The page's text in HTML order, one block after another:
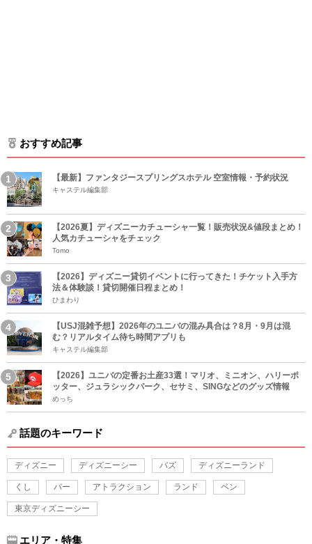
おすすめ記事
【最新】ファンタジースプリングスホテル 空室情報・予約状況
キャステル編集部
【2026夏】ディズニーカチューシャ一覧！販売状況&値段まとめ！
人気カチューシャをチェック
Tomo
【2026】ディズニー貸切イベントに行ってきた！チケット入手方
法＆体験談！貸切開催日程まとめ！
ひまわり
【USJ混雑予想】2026年のユニバの混み具合は？8月・9月は混
む？リアルタイム待ち時間アプリも
キャステル編集部
【2026】ユニバの定番お土産33選！マリオ、ミニオン、ハリーポ
ッター、ジュラシックパーク、セサミ、SINGなどのグッズ情報
めっち
話題のキーワード
ディズニー ディズニーシー バズ ディズニーランド
くし バー アトラクション ランド ペン
東京ディズニーシー
エリア・特集